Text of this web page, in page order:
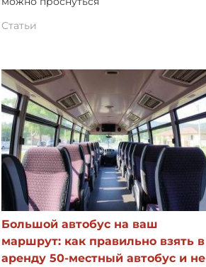
Статьи
Большой автобус на ваш
маршрут: как правильно взять в
аренду 50-местный автобус и не